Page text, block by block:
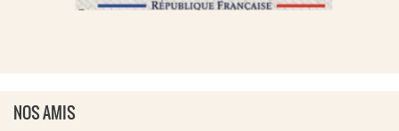
NOS AMIS